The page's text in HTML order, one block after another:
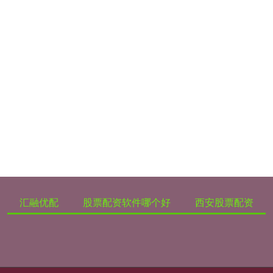
汇融优配 股票配资软件哪个好 西安股票配资